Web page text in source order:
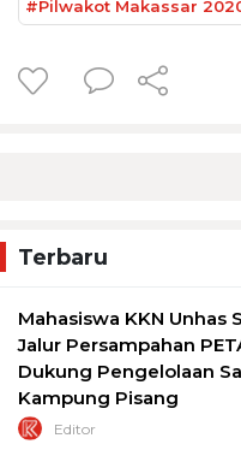
#Pilwakot Makassar
Terbaru
Mahasiswa KKN Unhas
Jalur Persampahan
Dukung Pengelolaan
Kampung Pisang
Editor